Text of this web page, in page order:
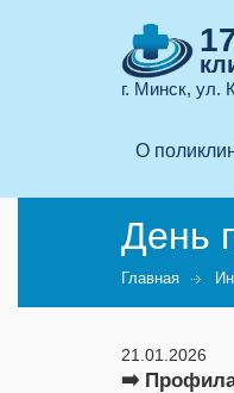
г. Минск, ул.
О
День
Главная
21.01.2026
➡️